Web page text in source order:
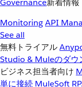
Governance新着情報
MonitoringAPI
See all
無料トライアル
Studio & Muleのダウ
ビジネス担当者向け
単に接続 MuleSoft